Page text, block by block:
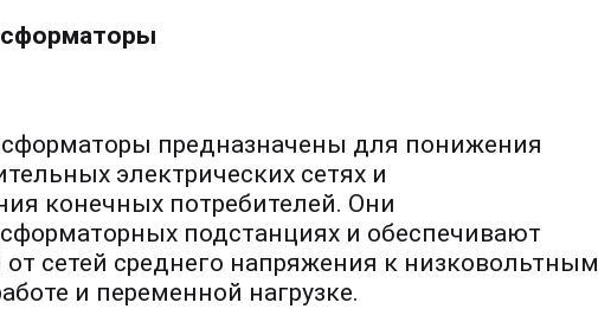
предназначены для понижения
электрических сетях и
конечных потребителей. Они
подстанциях и обеспечивают
от сетей среднего напряжения к низковольтным
и переменной нагрузке.